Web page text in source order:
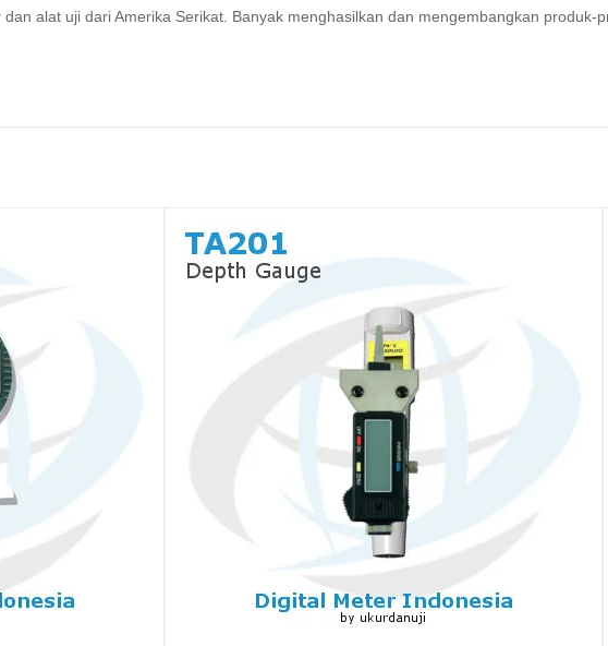
alat uji dari Amerika Serikat. Banyak menghasilkan dan mengembangkan produk-